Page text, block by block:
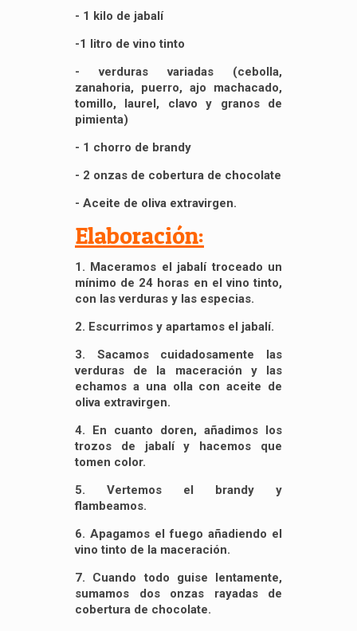
- 1 kilo de jabalí
-1 litro de vino tinto
- verduras variadas (cebolla,
zanahoria, puerro, ajo machacado,
tomillo, laurel, clavo y granos de
pimienta)
- 1 chorro de brandy
- 2 onzas de cobertura de chocolate
- Aceite de oliva extravirgen.
Elaboración:
1. Maceramos el jabalí troceado un
mínimo de 24 horas en el vino tinto,
con las verduras y las especias.
2. Escurrimos y apartamos el jabalí.
3. Sacamos cuidadosamente las
verduras de la maceración y las
echamos a una olla con aceite de
oliva extravirgen.
4. En cuanto doren, añadimos los
trozos de jabalí y hacemos que
tomen color.
5. Vertemos el brandy y
flambeamos.
6. Apagamos el fuego añadiendo el
vino tinto de la maceración.
7. Cuando todo guise lentamente,
sumamos dos onzas rayadas de
cobertura de chocolate.